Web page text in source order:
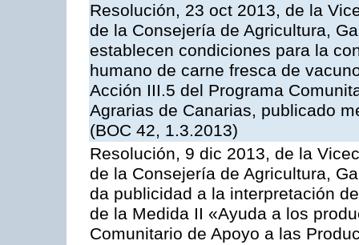
Resolución, 23 oct 2013, de la
de la Consejería de Agricultura,
establecen condiciones para la
humano de carne fresca de
Acción III.5 del Programa
Agrarias de Canarias, publicado
(BOC 42, 1.3.2013)
Resolución, 9 dic 2013, de la
de la Consejería de Agricultura,
da publicidad a la interpretación
de la Medida II «Ayuda a los
Comunitario de Apoyo a las